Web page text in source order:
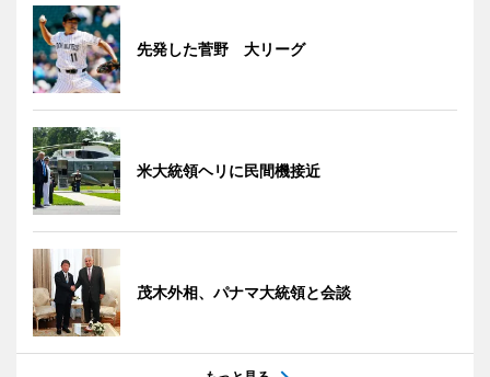
先発した菅野 大リーグ
米大統領ヘリに民間機接近
茂木外相、パナマ大統領と会談